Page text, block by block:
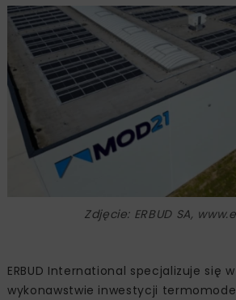
Zdjęcie: ERBUD SA,
ERBUD International specjalizuje się
wykonawstwie inwestycji